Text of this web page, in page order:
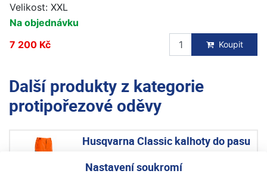
Nastavení soukromí
Velikost: XXL
Na objednávku
7 200 Kč
Koupit
Další produkty z kategorie
protipořezové oděvy
Husqvarna Classic kalhoty do pasu